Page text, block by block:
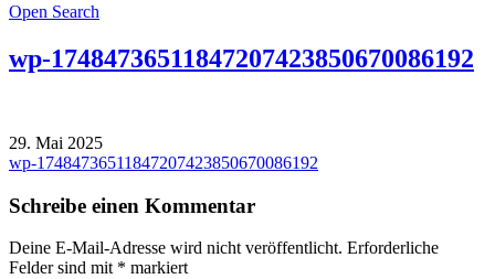
Open Search
wp-17484736511847207423850670086192
29. Mai 2025
Beitragsnavigation
wp-17484736511847207423850670086192
Schreibe einen Kommentar
Deine E-Mail-Adresse wird nicht veröffentlicht. Erforderliche
Felder sind mit * markiert